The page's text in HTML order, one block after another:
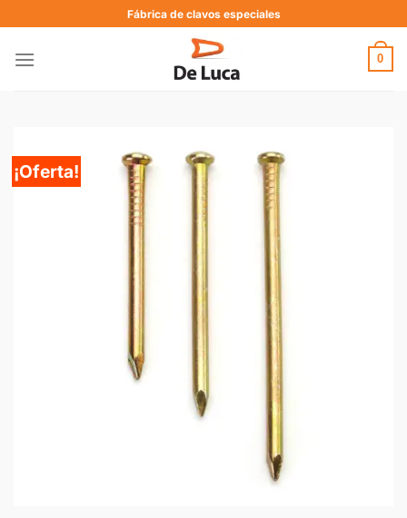
Fábrica de clavos especiales
0
¡Oferta!